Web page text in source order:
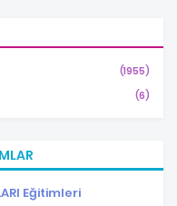
(1955)
(6)
Eğitimleri